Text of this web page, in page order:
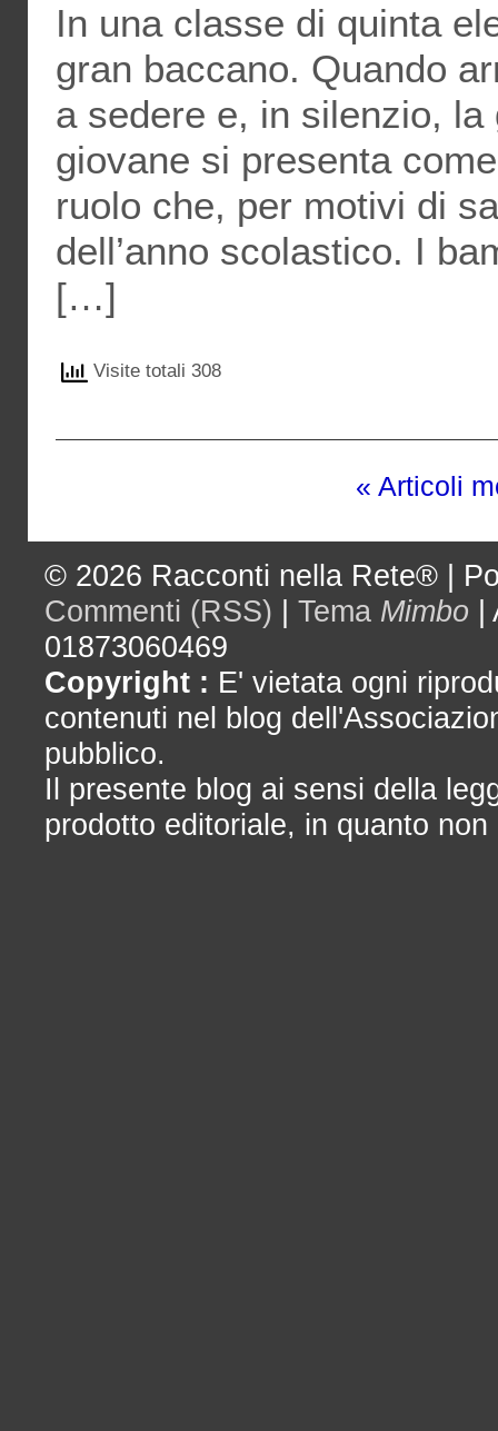
In una classe di quinta
gran baccano. Quando
a sedere e, in silenzio,
giovane si presenta
ruolo che, per motivi di
dell’anno scolastico. I
[…]
Visite totali 308
« Articoli
© 2026 Racconti nella Rete® |
Commenti (RSS) | Tema Mimbo |
01873060469
Copyright : E' vietata ogni
contenuti nel blog
pubblico.
Il presente blog ai sensi della
prodotto editoriale, in quanto